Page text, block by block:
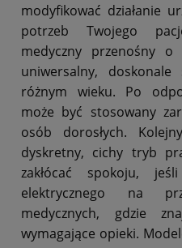
modyfikować działanie
potrzeb Twojego
medyczny przenośny
uniwersalny,
różnym wieku. Po
może być stosowany
osób dorosłych.
dyskretny, cichy tryb
zakłócać spokoju,
elektrycznego na
medycznych, gdzie
wymagające opieki.